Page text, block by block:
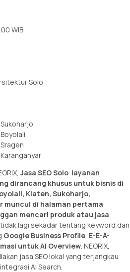
WIB
Solo
Jasa SEO Solo layanan
dirancang khusus untuk bisnis di
Klaten, Sukoharjo,
muncul di halaman pertama
mencari produk atau jasa
lagi sekadar tentang keyword dan
Google Business Profile E-E-A-
untuk AI Overview . NEORIX,
jasa SEO lokal yang terjangkau
AI Search.